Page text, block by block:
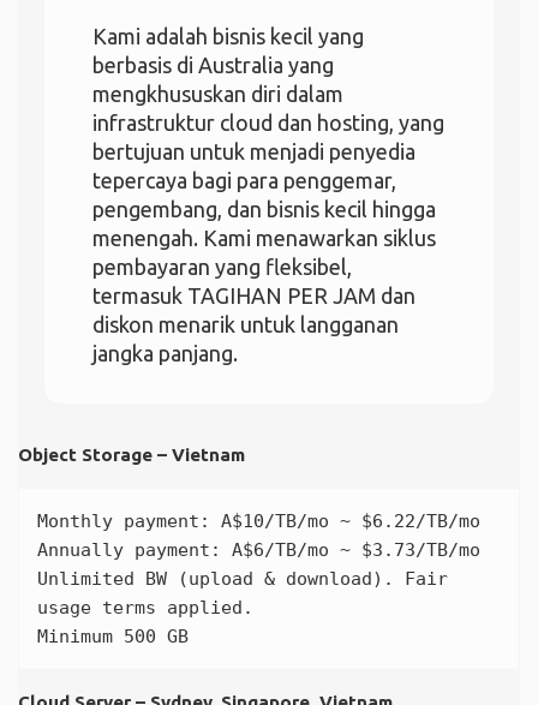
Kami adalah bisnis kecil yang
berbasis di Australia yang
mengkhususkan diri dalam
infrastruktur cloud dan hosting, yang
bertujuan untuk menjadi penyedia
tepercaya bagi para penggemar,
pengembang, dan bisnis kecil hingga
menengah. Kami menawarkan siklus
pembayaran yang fleksibel,
termasuk TAGIHAN PER JAM dan
diskon menarik untuk langganan
jangka panjang.
Object Storage – Vietnam
Monthly payment: A$10/TB/mo ~ $6.22/TB/mo
Annually payment: A$6/TB/mo ~ $3.73/TB/mo
Unlimited BW (upload & download). Fair
usage terms applied.
Minimum 500 GB